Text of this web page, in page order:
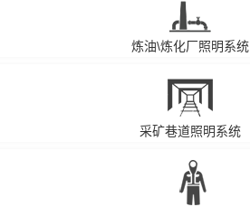
炼油\炼化厂照明系统
采矿巷道照明系统